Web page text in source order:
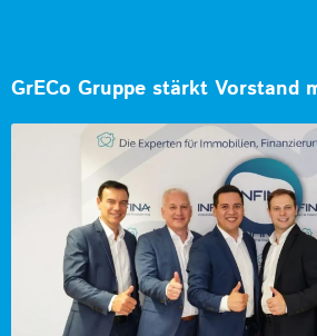
GrECo Gruppe stärkt Vorstand